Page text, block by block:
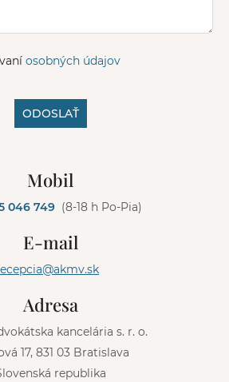
osobných údajov
ODOSLAŤ
Mobil
046 749 (8-18 h Po-Pia)
E-mail
Adresa
kancelária s. r. o.
17, 831 03 Bratislava
republika